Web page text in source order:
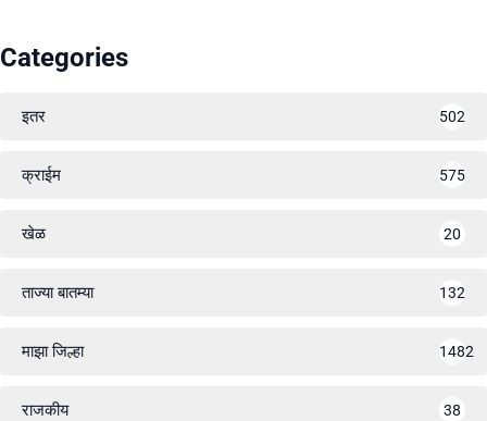
Categories
इतर 502
क्राईम 575
खेळ 20
ताज्या बातम्या 132
माझा जिल्हा 1482
राजकीय 38